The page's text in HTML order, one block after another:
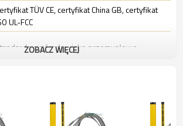
TÜV CE, certyfikat China GB, certyfikat
UL-FCC
środowisko przemysłowe
ZOBACZ WIĘCEJ